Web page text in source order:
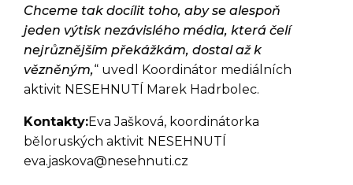
Chceme tak docílit toho, aby se alespoň
jeden výtisk nezávislého média, která čelí
nejrůznějším překážkám, dostal až k
vězněným,“ uvedl Koordinátor mediálních
aktivit NESEHNUTÍ Marek Hadrbolec.
Kontakty:Eva Jašková, koordinátorka
běloruských aktivit NESEHNUTÍ
eva.jaskova@nesehnuti.cz